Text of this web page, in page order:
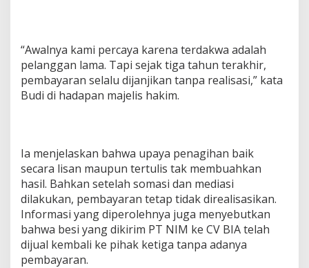
e
n
r
y
“Awalnya kami percaya karena terdakwa adalah
pelanggan lama. Tapi sejak tiga tahun terakhir,
pembayaran selalu dijanjikan tanpa realisasi,” kata
Budi di hadapan majelis hakim.
Ia menjelaskan bahwa upaya penagihan baik
secara lisan maupun tertulis tak membuahkan
hasil. Bahkan setelah somasi dan mediasi
dilakukan, pembayaran tetap tidak direalisasikan.
Informasi yang diperolehnya juga menyebutkan
bahwa besi yang dikirim PT NIM ke CV BIA telah
dijual kembali ke pihak ketiga tanpa adanya
pembayaran.